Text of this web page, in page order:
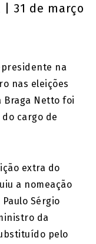
| 31 de março
na
nas eleições
Braga Netto foi
cargo de
extra do
a nomeação
Sérgio
da
pelo